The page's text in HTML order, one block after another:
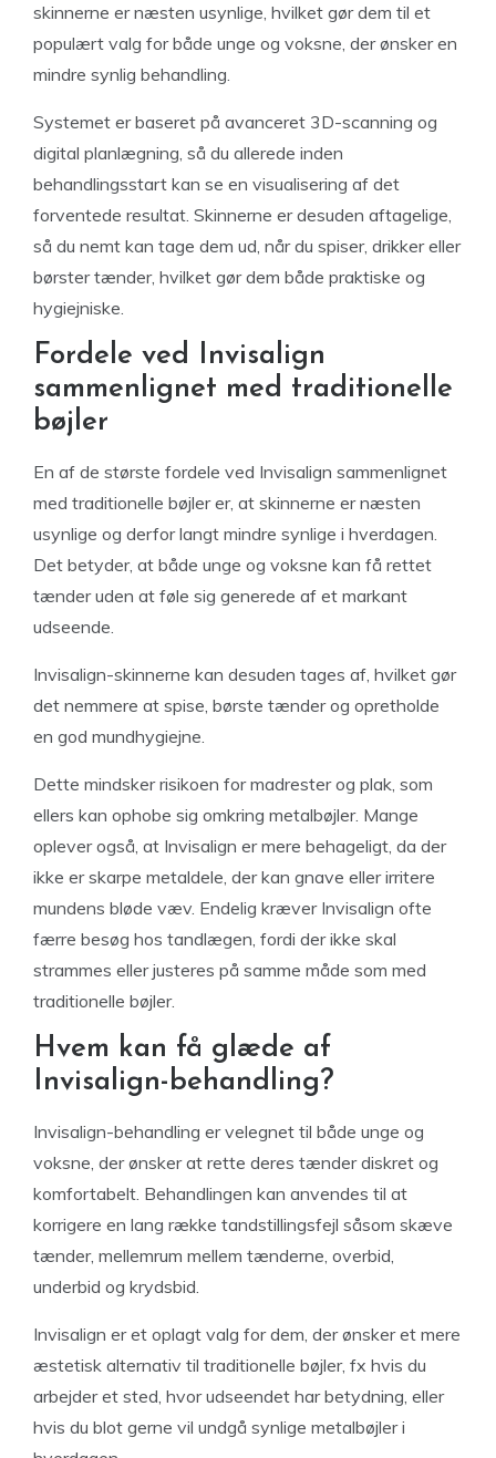
skinnerne er næsten usynlige, hvilket gør dem til et
populært valg for både unge og voksne, der ønsker en
mindre synlig behandling.
Systemet er baseret på avanceret 3D-scanning og
digital planlægning, så du allerede inden
behandlingsstart kan se en visualisering af det
forventede resultat. Skinnerne er desuden aftagelige,
så du nemt kan tage dem ud, når du spiser, drikker eller
børster tænder, hvilket gør dem både praktiske og
hygiejniske.
Fordele ved Invisalign
sammenlignet med traditionelle
bøjler
En af de største fordele ved Invisalign sammenlignet
med traditionelle bøjler er, at skinnerne er næsten
usynlige og derfor langt mindre synlige i hverdagen.
Det betyder, at både unge og voksne kan få rettet
tænder uden at føle sig generede af et markant
udseende.
Invisalign-skinnerne kan desuden tages af, hvilket gør
det nemmere at spise, børste tænder og opretholde
en god mundhygiejne.
Dette mindsker risikoen for madrester og plak, som
ellers kan ophobe sig omkring metalbøjler. Mange
oplever også, at Invisalign er mere behageligt, da der
ikke er skarpe metaldele, der kan gnave eller irritere
mundens bløde væv. Endelig kræver Invisalign ofte
færre besøg hos tandlægen, fordi der ikke skal
strammes eller justeres på samme måde som med
traditionelle bøjler.
Hvem kan få glæde af
Invisalign-behandling?
Invisalign-behandling er velegnet til både unge og
voksne, der ønsker at rette deres tænder diskret og
komfortabelt. Behandlingen kan anvendes til at
korrigere en lang række tandstillingsfejl såsom skæve
tænder, mellemrum mellem tænderne, overbid,
underbid og krydsbid.
Invisalign er et oplagt valg for dem, der ønsker et mere
æstetisk alternativ til traditionelle bøjler, fx hvis du
arbejder et sted, hvor udseendet har betydning, eller
hvis du blot gerne vil undgå synlige metalbøjler i